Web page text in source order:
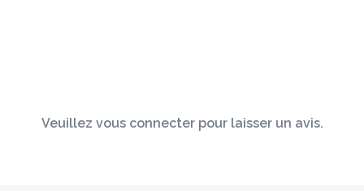
Veuillez vous connecter pour laisser un avis.